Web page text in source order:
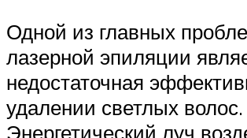
Одной из главных
лазерной эпиляции
недостаточная
удалении светлых волос.
Энергетический луч